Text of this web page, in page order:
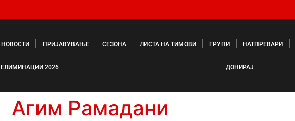
НОВОСТИ ПРИЈАВУВАЊЕ СЕЗОНА ЛИСТА НА ТИМОВИ ГРУПИ НАТПРЕВАРИ
ЕЛИМИНАЦИИ 2026 ДОНИРАЈ
Агим Рамадани